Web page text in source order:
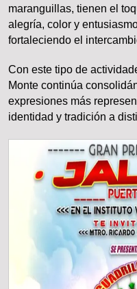
maranguillas, tienen el
alegría, color y
fortaleciendo el
Con este tipo de
Monte continúa
expresiones más
identidad y tradición a